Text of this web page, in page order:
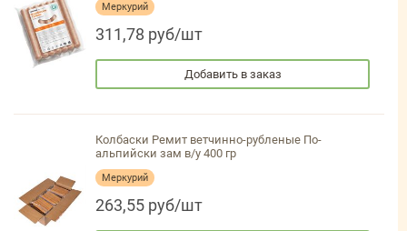
Меркурий
311,78 руб/шт
Добавить в заказ
Колбаски Ремит ветчинно-рубленые По-
альпийски зам в/у 400 гр
Меркурий
263,55 руб/шт